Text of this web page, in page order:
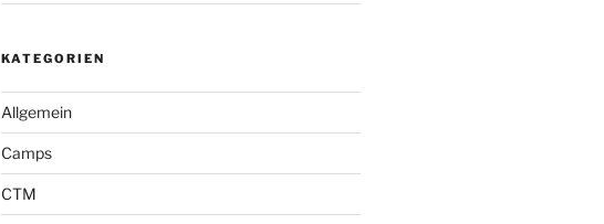
KATEGORIEN
Allgemein
Camps
CTM